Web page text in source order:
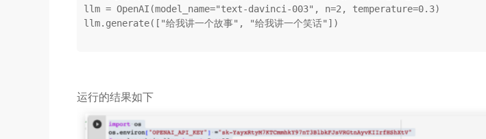
llm = OpenAI(model_name="text-davinci-003" , n=2 , temperature=0.3)
llm.generate([ "给我讲一个故事" , "给我讲一个笑话" ])
运行的结果如下